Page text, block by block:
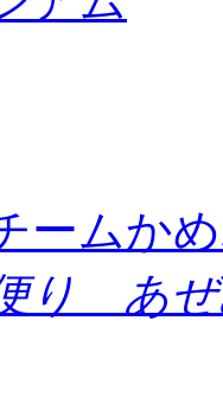
ームか
り あぜ